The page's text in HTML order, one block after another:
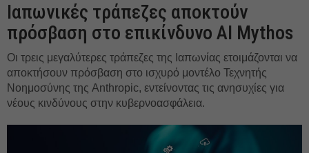
Ιαπωνικές τράπεζες αποκτούν
πρόσβαση στο επικίνδυνο AI Mythos
Οι τρεις μεγαλύτερες τράπεζες της Ιαπωνίας ετοιμάζονται να
αποκτήσουν πρόσβαση στο ισχυρό μοντέλο Τεχνητής
Νοημοσύνης της Anthropic, εντείνοντας τις ανησυχίες για
νέους κινδύνους στην κυβερνοασφάλεια.